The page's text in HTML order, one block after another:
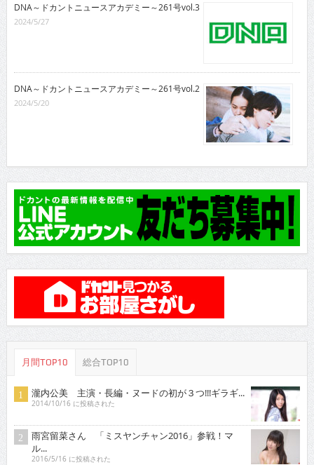
DNA～ドカントニュースアカデミー～261号vol.3
2024/5/27
DNA～ドカントニュースアカデミー～261号vol.2
2024/5/20
月間TOP10 総合TOP10
瀧内公美 主演・長編・ヌードの初が３つ!!!ギラギ...
2014/10/16 に投稿された
雨宮留菜さん 「ミスヤンチャン2016」参戦！マ
ル...
2016/5/16 に投稿された